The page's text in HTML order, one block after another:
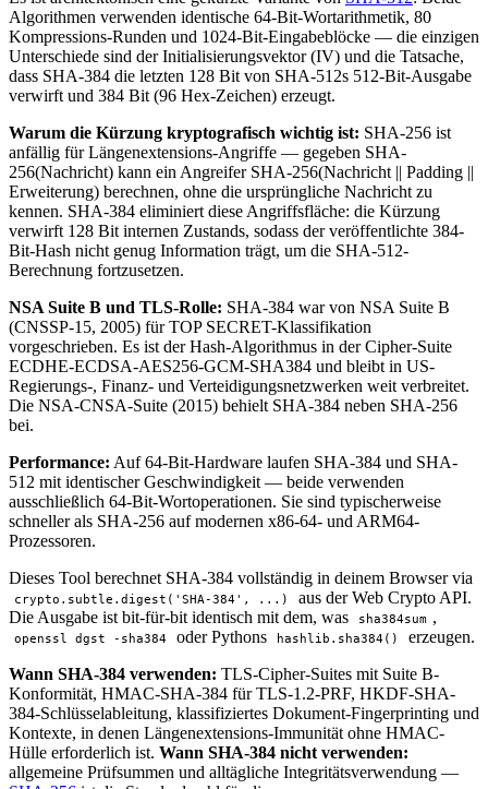
Algorithmen verwenden identische 64-Bit-Wortarithmetik, 80
Kompressions-Runden und 1024-Bit-Eingabeblöcke — die einzigen
Unterschiede sind der Initialisierungsvektor (IV) und die Tatsache,
dass SHA-384 die letzten 128 Bit von SHA-512s 512-Bit-Ausgabe
verwirft und 384 Bit (96 Hex-Zeichen) erzeugt.
Warum die Kürzung kryptografisch wichtig ist: SHA-256 ist
anfällig für Längenextensions-Angriffe — gegeben SHA-
256(Nachricht) kann ein Angreifer SHA-256(Nachricht || Padding ||
Erweiterung) berechnen, ohne die ursprüngliche Nachricht zu
kennen. SHA-384 eliminiert diese Angriffsfläche: die Kürzung
verwirft 128 Bit internen Zustands, sodass der veröffentlichte 384-
Bit-Hash nicht genug Information trägt, um die SHA-512-
Berechnung fortzusetzen.
NSA Suite B und TLS-Rolle: SHA-384 war von NSA Suite B
(CNSSP-15, 2005) für TOP SECRET-Klassifikation
vorgeschrieben. Es ist der Hash-Algorithmus in der Cipher-Suite
ECDHE-ECDSA-AES256-GCM-SHA384 und bleibt in US-
Regierungs-, Finanz- und Verteidigungsnetzwerken weit verbreitet.
Die NSA-CNSA-Suite (2015) behielt SHA-384 neben SHA-256
bei.
Performance: Auf 64-Bit-Hardware laufen SHA-384 und SHA-
512 mit identischer Geschwindigkeit — beide verwenden
ausschließlich 64-Bit-Wortoperationen. Sie sind typischerweise
schneller als SHA-256 auf modernen x86-64- und ARM64-
Prozessoren.
Dieses Tool berechnet SHA-384 vollständig in deinem Browser via
crypto.subtle.digest('SHA-384', ...)
aus der Web Crypto API.
Die Ausgabe ist bit-für-bit identisch mit dem, was
sha384sum ,
openssl dgst -sha384 oder Pythons hashlib.sha384()
erzeugen.
Wann SHA-384 verwenden: TLS-Cipher-Suites mit Suite B-
Konformität, HMAC-SHA-384 für TLS-1.2-PRF, HKDF-SHA-
384-Schlüsselableitung, klassifiziertes Dokument-Fingerprinting und
Kontexte, in denen Längenextensions-Immunität ohne HMAC-
Hülle erforderlich ist. Wann SHA-384 nicht verwenden:
allgemeine Prüfsummen und alltägliche Integritätsverwendung —